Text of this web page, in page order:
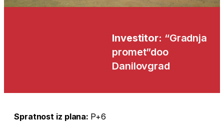
Investitor: “Gradnja
promet”doo
Danilovgrad
Spratnost iz plana: P+6